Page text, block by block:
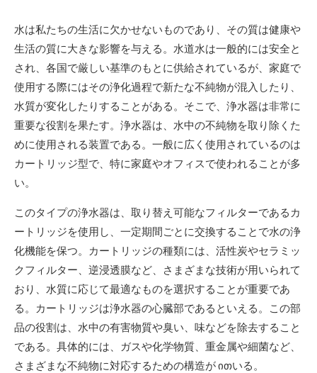
新
日
水は私たちの生活に欠かせないものであり、その質は健康や
生活の質に大きな影響を与える。 水道水は一般的には安全と
され、各国で厳しい基準のもとに供給されているが、家庭で
使用する際にはその浄化過程で新たな不純物が混入したり、
水質が変化したりすることがある。そこで、浄水器は非常に
重要な役割を果たす。浄水器は、水中の不純物を取り除くた
めに使用される装置である。一般に広く使用されているのは
カートリッジ型で、特に家庭やオフィスで使われることが多
い。
このタイプの浄水器は、取り替え可能なフィルターであるカ
ートリッジを使用し、一定期間ごとに交換することで水の浄
化機能を保つ。カートリッジの種類には、活性炭やセラミッ
クフィルター、逆浸透膜など、さまざまな技術が用いられて
おり、水質に応じて最適なものを選択することが重要であ
る。カートリッジは浄水器の心臓部であるといえる。この部
品の役割は、水中の有害物質や臭い、味などを除去すること
である。具体的には、ガスや化学物質、重金属や細菌など、
さまざまな不純物に対応するための構造が ითいる。